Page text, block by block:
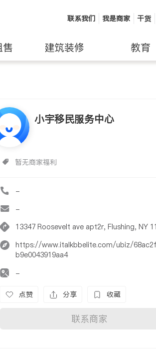
联系我们 我是商家 干货
售 建筑装修 教育
小宇移民服务中心
暂无商家福利
-
-
13347 Roosevelt ave apt2r, Flushing, NY
https://www.italkbbelite.com/ubiz/
b9e0043919aa4
-
点赞 分享 收藏
联系商家